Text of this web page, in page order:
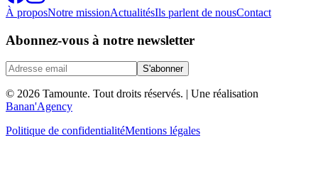
À proposNotre missionActualitésIls parlent de nousContact
Abonnez-vous à notre newsletter
S'abonner
© 2026 Tamounte. Tout droits réservés. | Une réalisation
Banan'Agency
Politique de confidentialitéMentions légales